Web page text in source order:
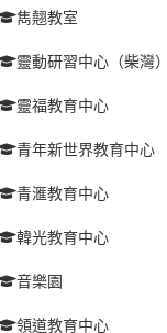
雋翹教室
靈動研習中心（柴灣）
靈福教育中心
青年新世界教育中心
青滙教育中心
韓光教育中心
音樂園
領道教育中心